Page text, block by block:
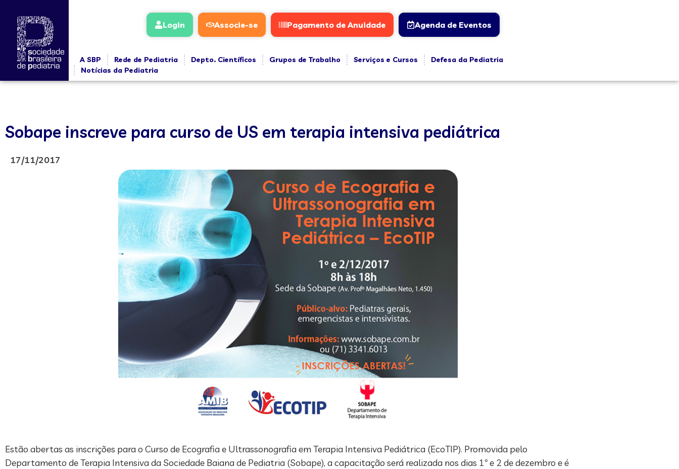
Login Associe-se Pagamento de Anuidade Agenda de Eventos
A SBP Rede de Pediatria Depto. Científicos Grupos de Trabalho Serviços e Cursos
Defesa da Pediatria
Notícias da Pediatria
Sobape inscreve para curso de US em terapia intensiva pediátrica
17/11/2017
Estão abertas as inscrições para o Curso de Ecografia e Ultrassonografia em Terapia Intensiva Pediátrica (EcoTIP). Promovida pelo
Departamento de Terapia Intensiva da Sociedade Baiana de Pediatria (Sobape), a capacitação será realizada nos dias 1º e 2 de dezembro e é